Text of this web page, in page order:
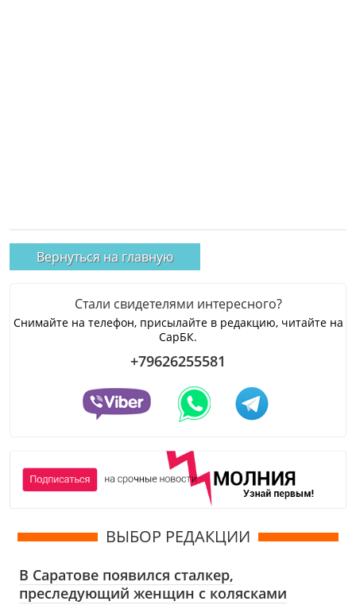
Вернуться на главную
Стали свидетелями интересного?
Снимайте на телефон, присылайте в редакцию, читайте на
СарБК.
+79626255581
ВЫБОР РЕДАКЦИИ
В Саратове появился сталкер,
преследующий женщин с колясками